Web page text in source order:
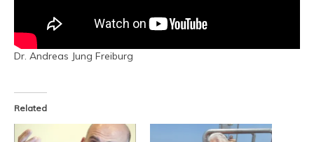
Dr. Andreas Jung Freiburg
Related